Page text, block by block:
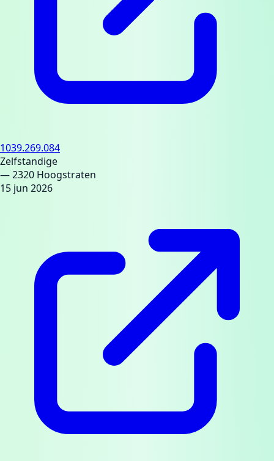
1039.269.084
Zelfstandige
— 2320 Hoogstraten
15 jun 2026